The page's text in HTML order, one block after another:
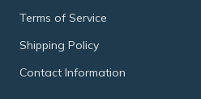
Terms of Service
Shipping Policy
Contact Information